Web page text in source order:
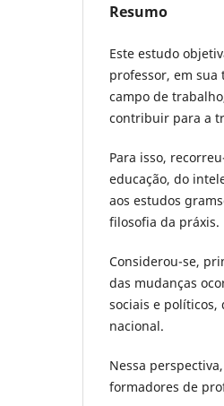
Resumo
Este estudo
professor, em
campo de
contribuir para a
Para isso,
educação, do
aos estudos
filosofia da práxis.
Considerou-se,
das mudanças
sociais e
nacional.
Nessa
formadores de